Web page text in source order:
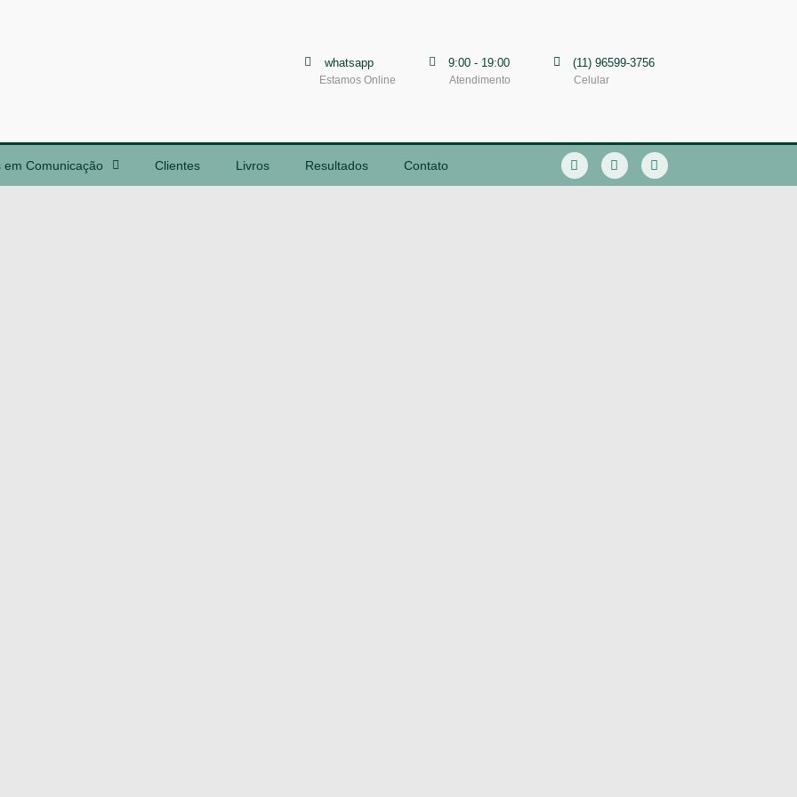
whatsapp
Estamos Online
9:00 - 19:00
Atendimento
(11) 96599-3756
Celular
em Comunicação Clientes Livros Resultados Contato